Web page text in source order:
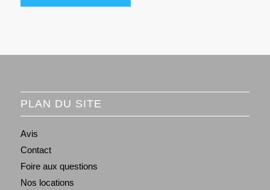
PLAN DU SITE
Avis
Contact
Foire aux questions
Nos locations